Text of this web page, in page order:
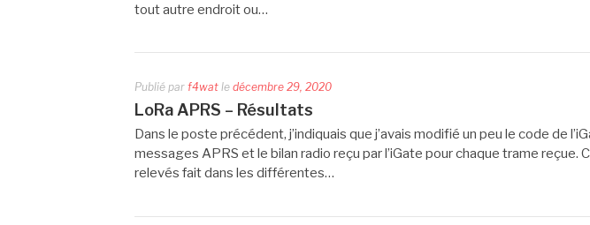
tout autre endroit ou…
Publié par f4wat le décembre 29, 2020
LoRa APRS – Résultats
Dans le poste précédent, j’indiquais que j’avais modifié un peu le code de
messages APRS et le bilan radio reçu par l’iGate pour chaque trame reçue.
relevés fait dans les différentes…